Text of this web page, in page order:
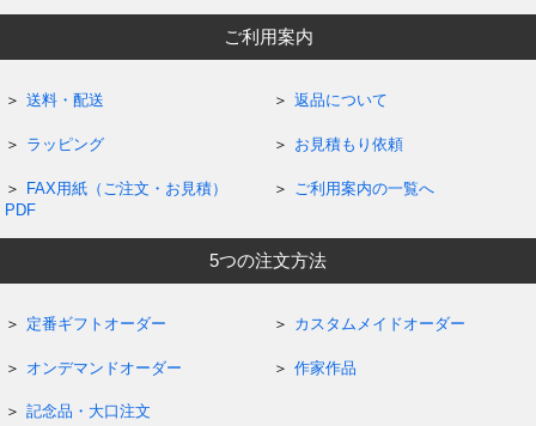
ご利用案内
送料・配送 返品について
ラッピング お見積もり依頼
FAX用紙（ご注文・お見積）
PDF
ご利用案内の一覧へ
5つの注文方法
定番ギフトオーダー カスタムメイドオーダー
オンデマンドオーダー 作家作品
記念品・大口注文